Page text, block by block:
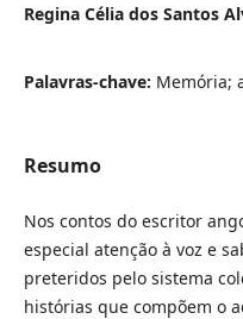
Regina Célia dos Santos
Palavras-chave: Memória;
Resumo
Nos contos do escritor
especial atenção à voz e
preteridos pelo sistema
histórias que compõem o